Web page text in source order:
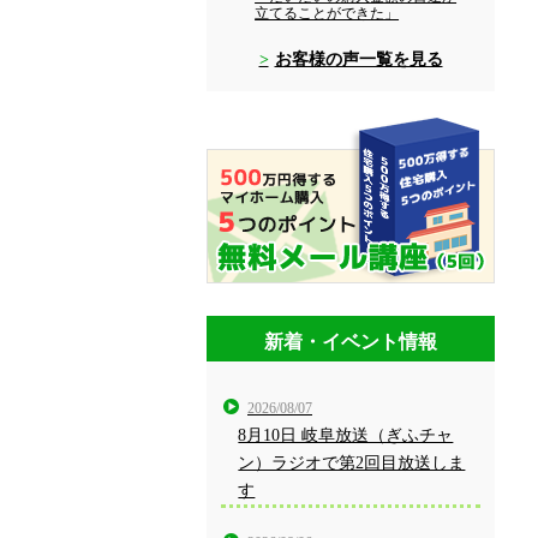
立てることができた」
お客様の声一覧を見る
新着・イベント情報
2026/08/07
8月10日 岐阜放送（ぎふチャ
ン）ラジオで第2回目放送しま
す